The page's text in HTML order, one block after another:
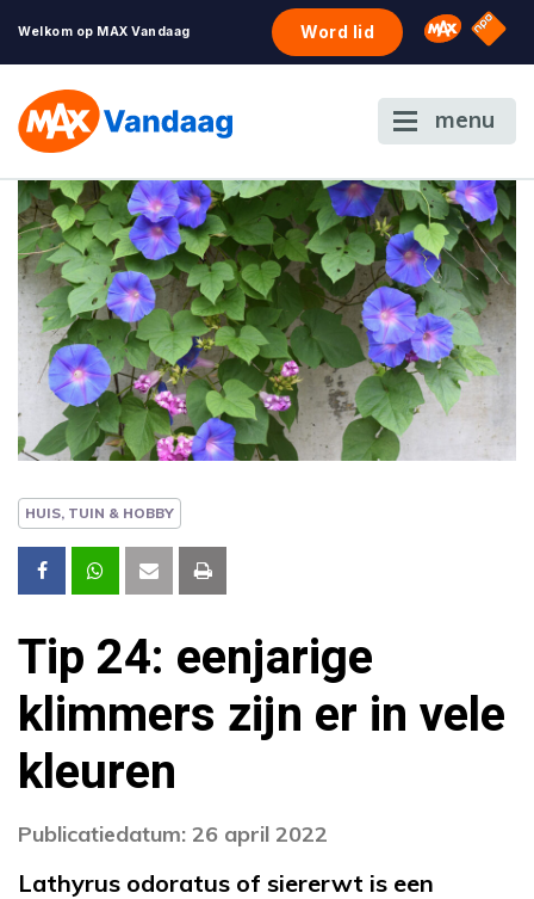
Welkom op MAX Vandaag Word lid Omroep
NPO
menu
HUIS, TUIN & HOBBY
Tip 24: eenjarige
klimmers zijn er in vele
kleuren
Publicatiedatum: 26 april 2022
Lathyrus odoratus of siererwt is een